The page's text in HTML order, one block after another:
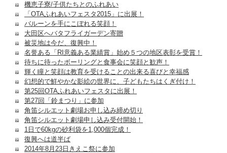
機恵子寮/子供たちとのふれあい
「OTAふれあいフェスタ2015」に出展！
バルーンを手にこぼれる笑顔！
大田区へバタフライガーデン寄贈
被災地は今だ、復興中！
名誉ある「RI意義ある業績賞」始め５つの地区表彰を受賞！
待ちに待ったボーリングと食事会に笑顔と歓声！
輝く瞳と笑顔は教育を受けることの出来る喜びと幸福感
幻想的で鮮やかな影絵の世界に、子どもたちはくぎ付け！
第25回OTAふれあいフェスタに出展！
第27回「鈴まつり」に参加
角笛シルエット劇場お申し込み締め切り
角笛シルエット劇場申し込み受付開始！
1日で60kgの砂利袋を1,000個完成！
復興へは道半ば
2014年8月23日きえこ祭に参加